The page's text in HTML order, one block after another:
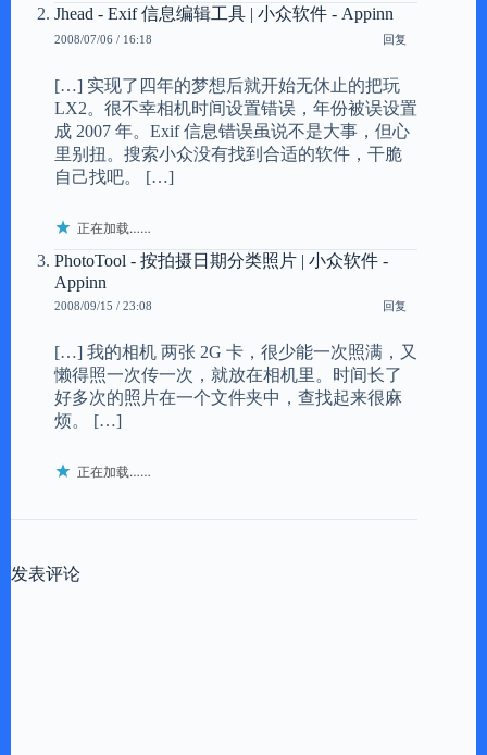
Jhead - Exif 信息编辑工具 | 小众软件 - Appinn
2008/07/06 / 16:18 回复
[…] 实现了四年的梦想后就开始无休止的把玩
LX2。很不幸相机时间设置错误，年份被误设置
成 2007 年。Exif 信息错误虽说不是大事，但心
里别扭。搜索小众没有找到合适的软件，干脆
自己找吧。 […]
正在加载……
PhotoTool - 按拍摄日期分类照片 | 小众软件 -
Appinn
2008/09/15 / 23:08 回复
[…] 我的相机 两张 2G 卡，很少能一次照满，又
懒得照一次传一次，就放在相机里。时间长了
好多次的照片在一个文件夹中，查找起来很麻
烦。 […]
正在加载……
发表评论